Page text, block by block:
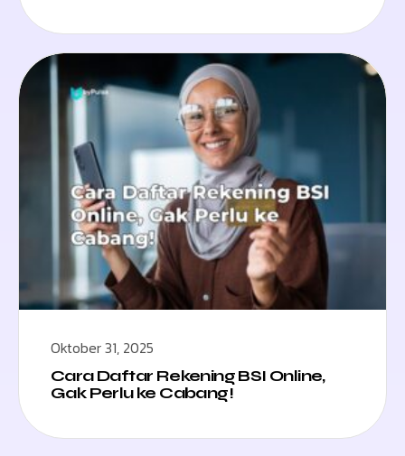
Oktober 31, 2025
Cara Daftar Rekening BSI Online,
Gak Perlu ke Cabang!